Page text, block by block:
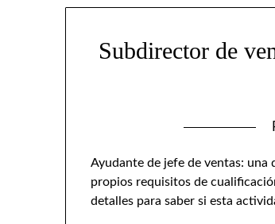
Subdirector de
Ayudante de jefe de ventas: una
propios requisitos de
detalles para saber si esta